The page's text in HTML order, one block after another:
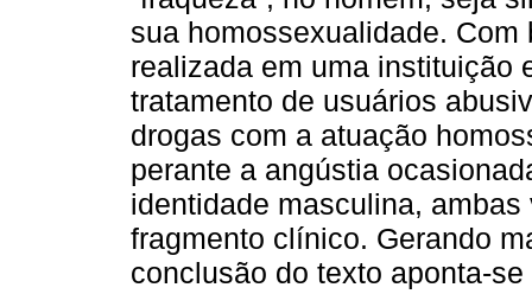
sua homossexualidade.
realizada em uma instituição
tratamento de usuários
drogas com a atuação
perante a angústia
identidade masculina,
fragmento clínico. Gerando
conclusão do texto aponta-